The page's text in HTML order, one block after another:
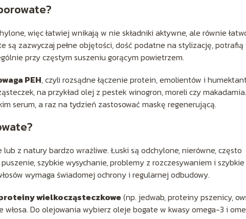
więc łatwiej wnikają w nie składniki aktywne, ale równie
są zazwyczaj pełne objętości, dość podatne na stylizację, potrafią
przy częstym suszeniu gorącym powietrzem.
PEH, czyli rozsądne łączenie protein, emolientów i
na przykład olej z pestek winogron, moreli czy makadamia.
serum, a raz na tydzień zastosować maskę regenerującą.
z natury bardzo wrażliwe. Łuski są odchylone, nierówne, często
szybkie wysychanie, problemy z rozczesywaniem i szybkie
wymaga świadomej ochrony i regularnej odbudowy.
wielkocząsteczkowe (np. jedwab, proteiny pszenicy,
Do olejowania wybierz oleje bogate w kwasy omega-3 i